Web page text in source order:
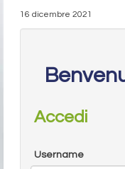
16 dicembre 2021
Accedi
Username